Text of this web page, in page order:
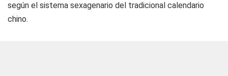
según el sistema sexagenario del tradicional calendario
chino.